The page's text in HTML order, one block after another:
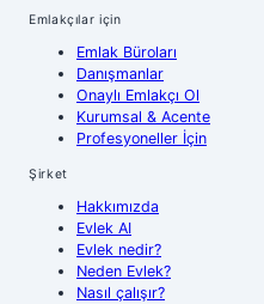
Emlakçılar için
Emlak Büroları
Danışmanlar
Onaylı Emlakçı Ol
Kurumsal & Acente
Profesyoneller İçin
Şirket
Hakkımızda
Evlek AI
Evlek nedir?
Neden Evlek?
Nasıl çalışır?